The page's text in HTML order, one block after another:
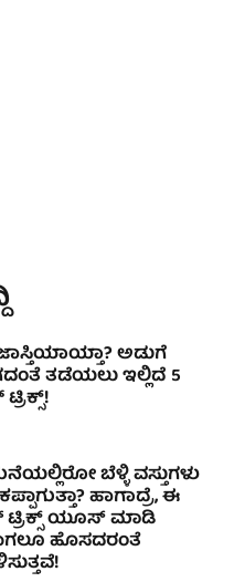
ಅಡುಗೆ
ತಡೆಯಲು ಇಲ್ಲಿದೆ 5
ಬೆಳ್ಳಿ ವಸ್ತುಗಳು
ಹಾಗಾದ್ರೆ, ಈ
ಯೂಸ್ ಮಾಡಿ
ಹೊಸದರಂತೆ